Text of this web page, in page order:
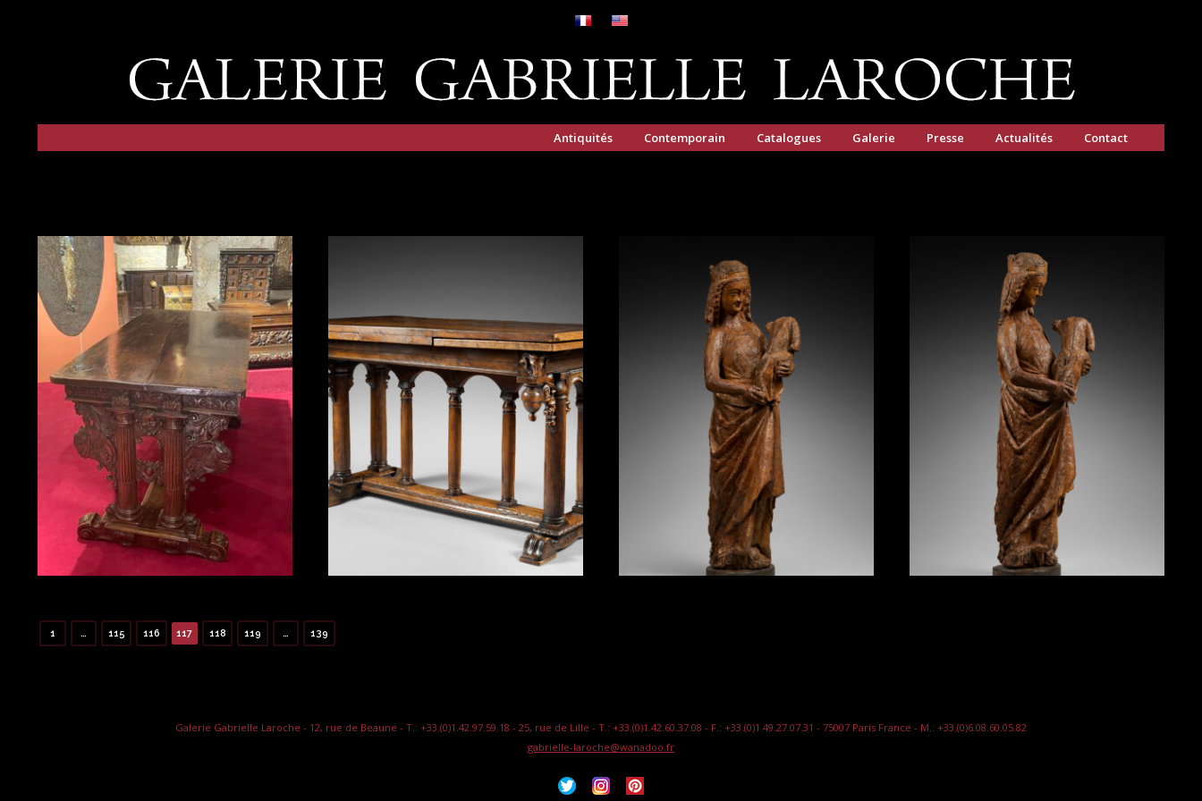
Antiquités Contemporain Catalogues Galerie Presse Actualités Contact
1 … 115 116 117 118 119 … 139
Galerie Gabrielle Laroche - 12, rue de Beaune - T.: +33.(0)1.42.97.59.18 - 25, rue de Lille - T.: +33.(0)1.42.60.37.08 - F.: +33.(0)1.49.27.07.31 - 75007 Paris France - M.: +33.(0)6.08.60.05.82
gabrielle-laroche@wanadoo.fr